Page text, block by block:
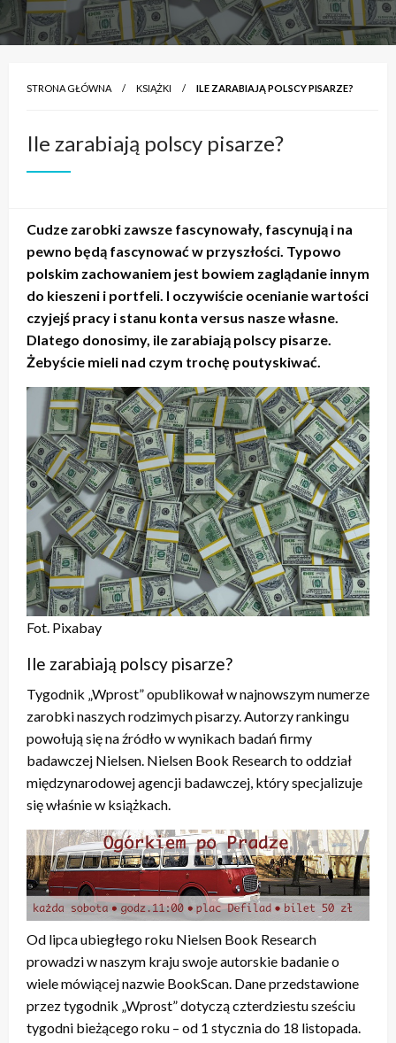
STRONA GŁÓWNA KSIĄŻKI ILE ZARABIAJĄ POLSCY PISARZE?
Ile zarabiają polscy pisarze?
Cudze zarobki zawsze fascynowały, fascynują i na
pewno będą fascynować w przyszłości. Typowo
polskim zachowaniem jest bowiem zaglądanie innym
do kieszeni i portfeli. I oczywiście ocenianie wartości
czyjejś pracy i stanu konta versus nasze własne.
Dlatego donosimy, ile zarabiają polscy pisarze.
Żebyście mieli nad czym trochę poutyskiwać.
Fot. Pixabay
Ile zarabiają polscy pisarze?
Tygodnik „Wprost” opublikował w najnowszym numerze
zarobki naszych rodzimych pisarzy. Autorzy rankingu
powołują się na źródło w wynikach badań firmy
badawczej Nielsen. Nielsen Book Research to oddział
międzynarodowej agencji badawczej, który specjalizuje
się właśnie w książkach.
Od lipca ubiegłego roku Nielsen Book Research
prowadzi w naszym kraju swoje autorskie badanie o
wiele mówiącej nazwie BookScan. Dane przedstawione
przez tygodnik „Wprost” dotyczą czterdziestu sześciu
tygodni bieżącego roku – od 1 stycznia do 18 listopada.